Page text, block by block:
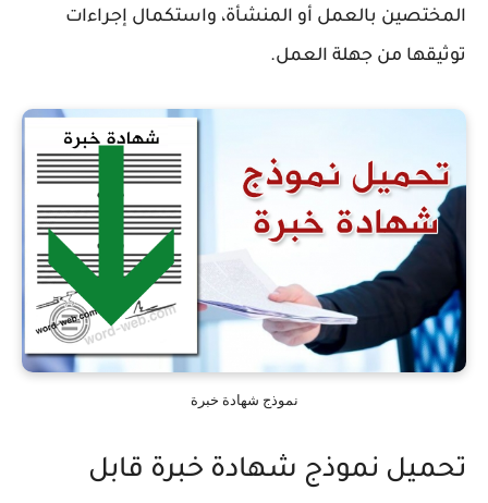
المختصين بالعمل أو المنشأة، واستكمال إجراءات
توثيقها من جهلة العمل.
نموذج شهادة خبرة
تحميل نموذج شهادة خبرة قابل